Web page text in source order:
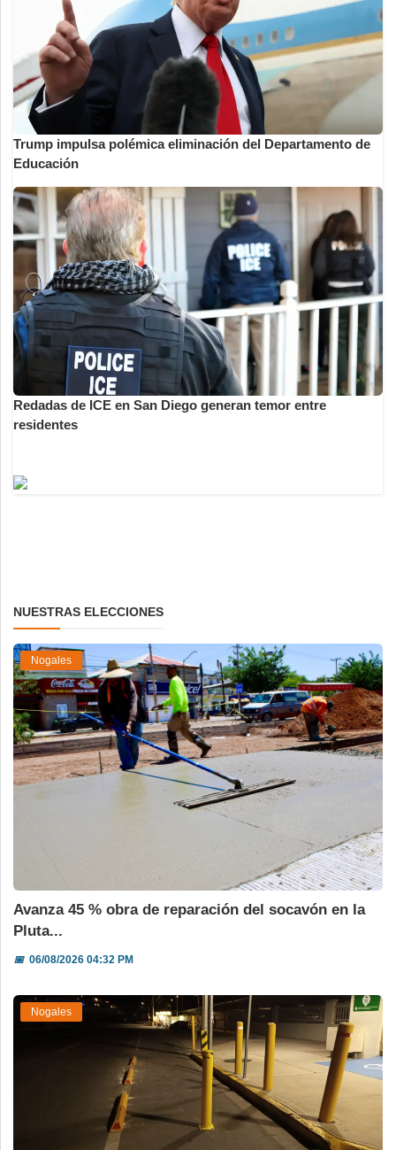
Trump impulsa polémica eliminación del Departamento de
Educación
Redadas de ICE en San Diego generan temor entre
residentes
NUESTRAS ELECCIONES
Nogales
Avanza 45 % obra de reparación del socavón en la
Pluta...
📅06/08/2026 04:32 PM
Nogales